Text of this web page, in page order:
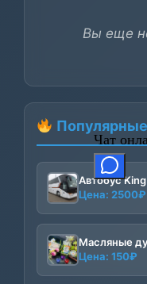
Вы еще
Автобус
Цена: 2500₽
Масляные
Цена: 150₽